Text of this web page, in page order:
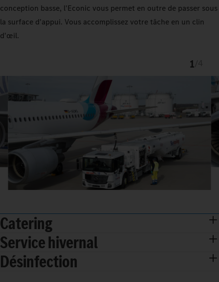
conception basse, l'Econic vous permet en outre de passer sous
la surface d'appui. Vous accomplissez votre tâche en un clin
d'œil.
1
Catering
Service hivernal
Désinfection